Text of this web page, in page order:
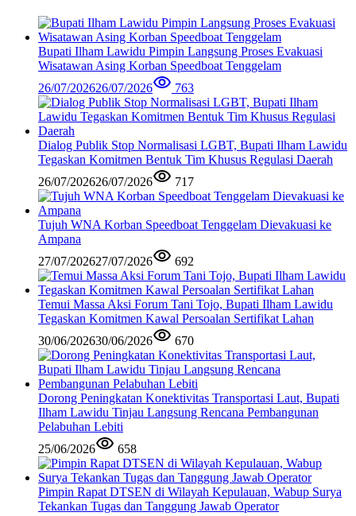
Bupati Ilham Lawidu Pimpin Langsung Proses Evakuasi
Wisatawan Asing Korban Speedboat Tenggelam
26/07/202626/07/2026 763
Dialog Publik Stop Normalisasi LGBT, Bupati Ilham Lawidu
Tegaskan Komitmen Bentuk Tim Khusus Regulasi Daerah
26/07/202626/07/2026 717
Tujuh WNA Korban Speedboat Tenggelam Dievakuasi ke
Ampana
27/07/202627/07/2026 692
Temui Massa Aksi Forum Tani Tojo, Bupati Ilham Lawidu
Tegaskan Komitmen Kawal Persoalan Sertifikat Lahan
30/06/202630/06/2026 670
Dorong Peningkatan Konektivitas Transportasi Laut, Bupati
Ilham Lawidu Tinjau Langsung Rencana Pembangunan
Pelabuhan Lebiti
25/06/2026
658
Pimpin Rapat DTSEN di Wilayah Kepulauan, Wabup Surya
Tekankan Tugas dan Tanggung Jawab Operator